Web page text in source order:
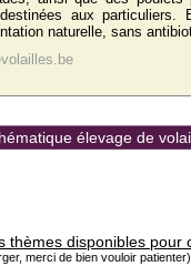
aux particuliers.
naturelle, sans
élevage de
thèmes disponibles pour
merci de bien vouloir patienter)